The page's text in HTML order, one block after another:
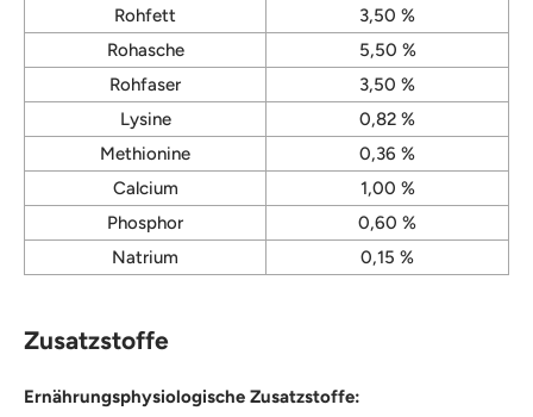
Rohfett
3,50 %
Rohasche
5,50 %
Rohfaser
3,50 %
Lysine
0,82 %
Methionine
0,36 %
Calcium
1,00 %
Phosphor
0,60 %
Natrium
0,15 %
Zusatzstoffe
Ernährungsphysiologische Zusatzstoffe: